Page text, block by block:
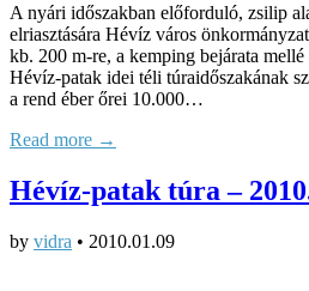
A nyári időszakban előforduló, zsilip
elriasztására Hévíz város
kb. 200 m-re, a kemping bejárata
Hévíz-patak idei téli túraidőszakának
a rend éber őrei 10.000…
Read more →
Hévíz-patak túra –
by vidra • 2010.01.09